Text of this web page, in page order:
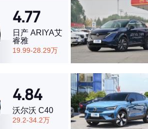
4.77
日产 ARIYA艾
睿雅
19.99-28.29万
4.84
沃尔沃 C40
29.2-34.2万